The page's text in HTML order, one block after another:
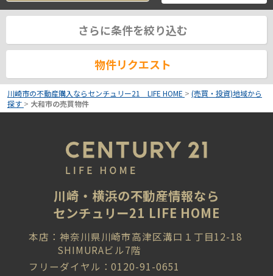
さらに条件を絞り込む
物件リクエスト
川崎市の不動産購入ならセンチュリー21 LIFE HOME > (売買・投資)地域から
探す > 大和市の売買物件
川崎・横浜の不動産情報なら
センチュリー21 LIFE HOME
本店：神奈川県川崎市高津区溝口１丁目12-18
SHIMURAビル7階
フリーダイヤル：0120-91-0651